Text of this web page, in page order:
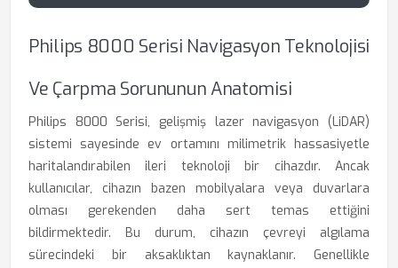
Philips 8000 Serisi Navigasyon Teknolojisi
Ve Çarpma Sorununun Anatomisi
Philips 8000 Serisi, gelişmiş lazer navigasyon (LiDAR)
sistemi sayesinde ev ortamını milimetrik hassasiyetle
haritalandırabilen ileri teknoloji bir cihazdır. Ancak
kullanıcılar, cihazın bazen mobilyalara veya duvarlara
olması gerekenden daha sert temas ettiğini
bildirmektedir. Bu durum, cihazın çevreyi algılama
sürecindeki bir aksaklıktan kaynaklanır. Genellikle